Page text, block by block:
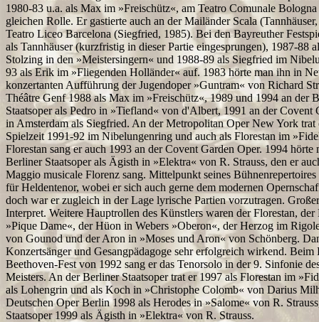
1980-83 u.a. als Max im »Freischütz«, am Teatro Comunale
gleichen Rolle. Er gastierte auch an der Mailänder Scala
Teatro Liceo Barcelona (Siegfried, 1985). Bei den Bayreuther
als Tannhäuser (kurzfristig in dieser Partie eingesprungen), 1987-88
Stolzing in den »Meistersingern« und 1988-89 als Siegfried im
93 als Erik im »Fliegenden Holländer« auf. 1983 hörte man ihn in
konzertanten Aufführung der Jugendoper »Guntram« von Richard
Théâtre Genf 1988 als Max im »Freischütz«, 1989 und 1994 an der
Staatsoper als Pedro in »Tiefland« von d'Albert, 1991 an der Covent
in Amsterdam als Siegfried. An der Metropolitan Oper New York trat
Spielzeit 1991-92 im Nibelungenring und auch als Florestan im
Florestan sang er auch 1993 an der Covent Garden Oper. 1994 hörte
Berliner Staatsoper als Ägisth in »Elektra« von R. Strauss, den er
Maggio musicale Florenz sang. Mittelpunkt seines
für Heldentenor, wobei er sich auch gerne dem modernen
doch war er zugleich in der Lage lyrische Partien vorzutragen.
Interpret. Weitere Hauptrollen des Künstlers waren der Florestan, der
»Pique Dame«, der Hüon in Webers »Oberon«, der Herzog im
von Gounod und der Aron in »Moses und Aron« von Schönberg.
Konzertsänger und Gesangpädagoge sehr erfolgreich wirkend. Beim
Beethoven-Fest von 1992 sang er das Tenorsolo in der 9. Sinfonie
Meisters. An der Berliner Staatsoper trat er 1997 als Florestan im
als Lohengrin und als Koch in »Christophe Colomb« von Darius
Deutschen Oper Berlin 1998 als Herodes in »Salome« von R.
Staatsoper 1999 als Ägisth in »Elektra« von R. Strauss.